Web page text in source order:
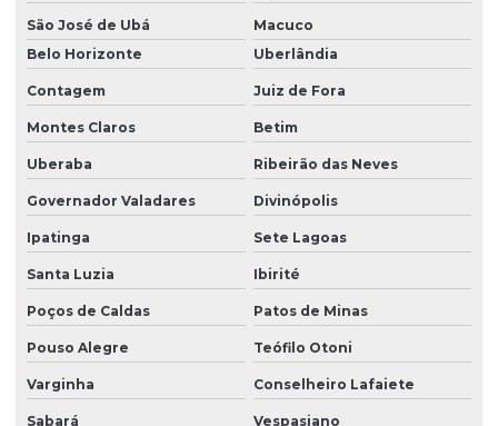
São José de Ubá
Macuco
Belo Horizonte
Uberlândia
Contagem Juiz de Fora
Montes Claros Betim
Uberaba Ribeirão das Neves
Governador Valadares Divinópolis
Ipatinga Sete Lagoas
Santa Luzia Ibirité
Poços de Caldas Patos de Minas
Pouso Alegre Teófilo Otoni
Varginha Conselheiro Lafaiete
Sabará Vespasiano